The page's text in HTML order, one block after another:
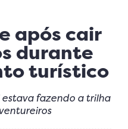
após cair
durante
turístico
estava fazendo a trilha